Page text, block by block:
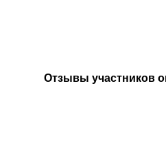
Отзывы участников